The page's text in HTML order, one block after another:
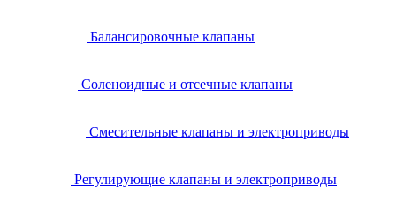
Балансировочные клапаны
Соленоидные и отсечные клапаны
Смесительные клапаны и электроприводы
Регулирующие клапаны и электроприводы